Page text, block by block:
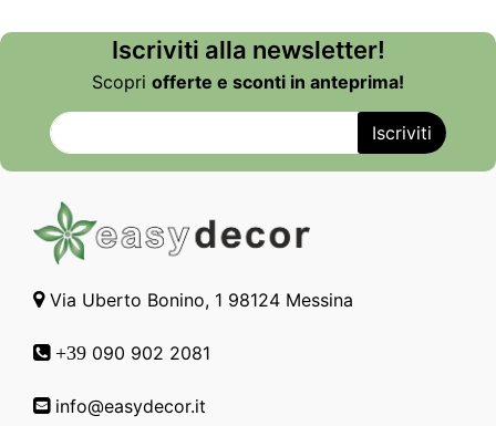
Iscriviti alla newsletter!
Scopri offerte e sconti in anteprima!
Via Uberto Bonino, 1 98124 Messina
+39 090 902 2081
info@easydecor.it